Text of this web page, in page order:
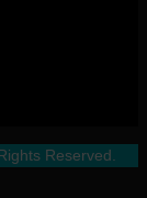
Reserved.